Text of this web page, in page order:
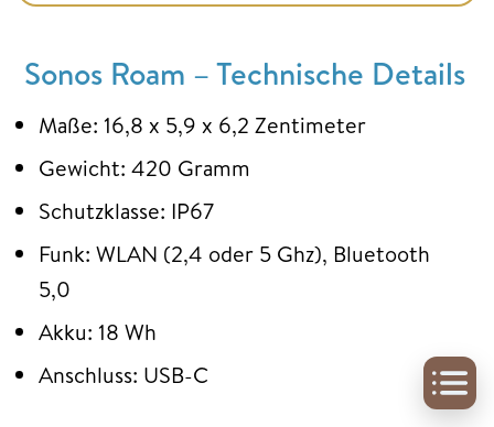
Sonos Roam – Technische Details
Maße: 16,8 x 5,9 x 6,2 Zentimeter
Gewicht: 420 Gramm
Schutzklasse: IP67
Funk: WLAN (2,4 oder 5 Ghz), Bluetooth
5,0
Akku: 18 Wh
Anschluss: USB-C